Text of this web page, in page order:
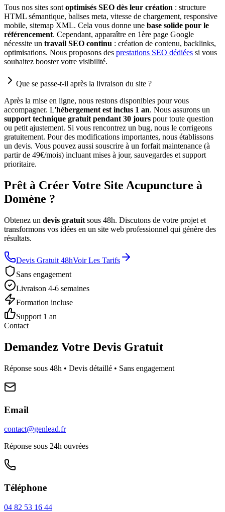
Tous nos sites sont optimisés SEO dès leur création : structure
HTML sémantique, balises meta, vitesse de chargement, responsive
mobile, sitemap XML. Cela vous donne une base solide pour le
référencement. Cependant, apparaître en 1ère page Google
nécessite un travail SEO continu : création de contenu, backlinks,
optimisations. Nous proposons des prestations SEO dédiées si vous
souhaitez booster votre visibilité.
Que se passe-t-il après la livraison du site ?
Après la mise en ligne, nous restons disponibles pour vous
accompagner. L'hébergement est inclus 1 an. Nous assurons un
support technique gratuit pendant 30 jours pour toute question
ou petit ajustement. Si vous rencontrez un bug, nous le corrigeons
gratuitement. Pour des modifications importantes, nous établissons
un devis. Vous pouvez aussi souscrire à un forfait maintenance (à
partir de 49€/mois) incluant mises à jour, sauvegardes et support
prioritaire.
Prêt à Créer Votre Site Acupuncture à
Domène ?
Obtenez un devis gratuit sous 48h. Discutons de votre projet et
transformons vos idées en un site web professionnel qui génère des
résultats.
Devis Gratuit 48hVoir Les Tarifs
Sans engagement
Livraison 4-6 semaines
Formation incluse
Support 1 an
Contact
Demandez Votre Devis Gratuit
Réponse sous 48h • Devis détaillé • Sans engagement
Email
contact@genlead.fr
Réponse sous 24h ouvrées
Téléphone
04 82 53 16 44